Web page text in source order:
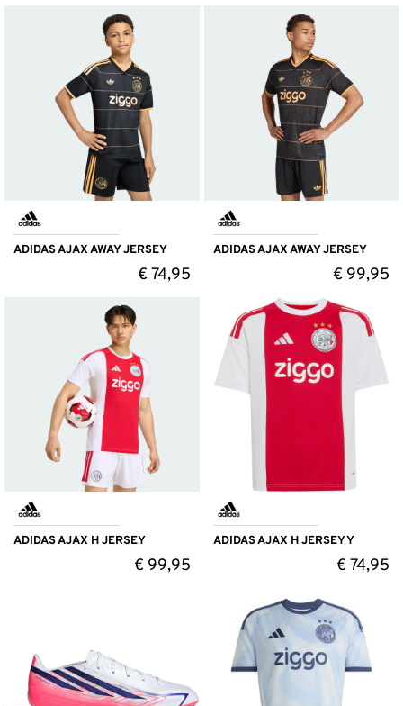
ADIDAS AJAX AWAY JERSEY
€74,95
ADIDAS AJAX AWAY JERSEY
€ 99,95
ADIDAS AJAX H JERSEY
€99,95
ADIDAS AJAX H JERSEY Y
€74,95